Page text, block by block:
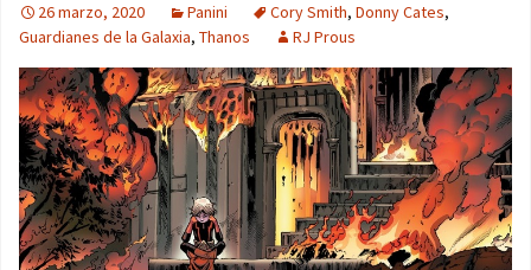
26 marzo, 2020 Panini Cory Smith, Donny Cates,
Guardianes de la Galaxia, Thanos RJ Prous